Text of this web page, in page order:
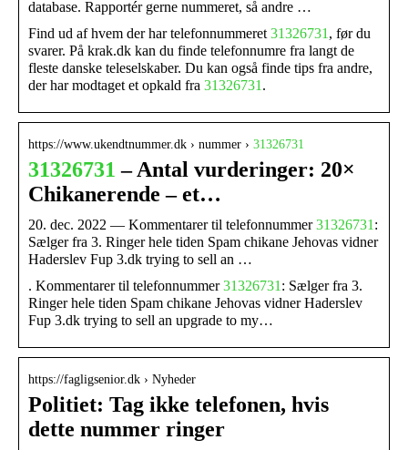
database. Rapportér gerne nummeret, så andre …
Find ud af hvem der har telefonnummeret 31326731 , før du
svarer. På krak.dk kan du finde telefonnumre fra langt de
fleste danske teleselskaber. Du kan også finde tips fra andre,
der har modtaget et opkald fra 31326731 .
https://www.ukendtnummer.dk › nummer › 31326731
31326731 – Antal vurderinger: 20×
Chikanerende – et…
20. dec. 2022 — Kommentarer til telefonnummer31326731 :
Sælger fra 3. Ringer hele tiden Spam chikane Jehovas vidner
Haderslev Fup 3.dk trying to sell an …
. Kommentarer til telefonnummer31326731 : Sælger fra 3.
Ringer hele tiden Spam chikane Jehovas vidner Haderslev
Fup 3.dk trying to sell an upgrade to my…
https://fagligsenior.dk › Nyheder
Politiet: Tag ikke telefonen, hvis
dette nummer ringer